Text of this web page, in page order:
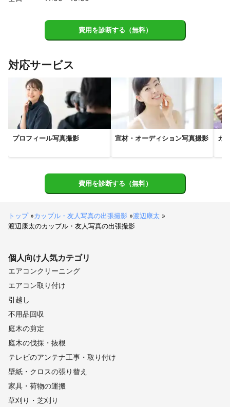
平塚市 伊勢原市
愛川町 二宮町 秦野市 清川村
中井町
南足柄市
真鶴町
費用を診断する（無料）
対応サービス
プロフィール写真撮影 宣材・オーディション写真撮影 カ
費用を診断する（無料）
トップ»カップル・友人写真の出張撮影 »渡辺康太 »
渡辺康太のカップル・友人写真の出張撮影
個人向け人気カテゴリ
エアコンクリーニング
エアコン取り付け
引越し
不用品回収
庭木の剪定
庭木の伐採・抜根
テレビのアンテナ工事・取り付け
壁紙・クロスの張り替え
家具・荷物の運搬
草刈り・芝刈り